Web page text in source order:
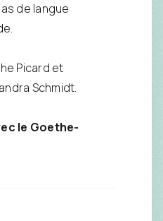
de langue
Picard et
Schmidt.
le Goethe-